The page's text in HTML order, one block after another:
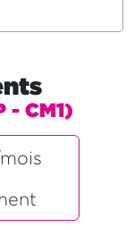
- CM1)